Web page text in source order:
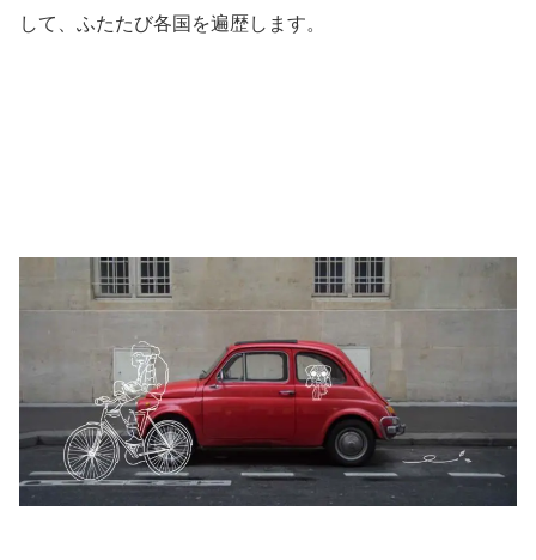
して、ふたたび各国を遍歴します。